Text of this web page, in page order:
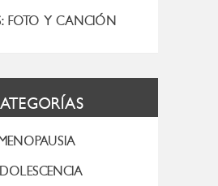
FOTO Y CANCIÓN
MENOPAUSIA